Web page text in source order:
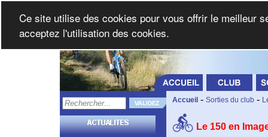
Accueil - Sorties du club -
Le 150 en
Ce site utilise des cookies pour vous offrir le meilleur
acceptez l'utilisation des cookies.